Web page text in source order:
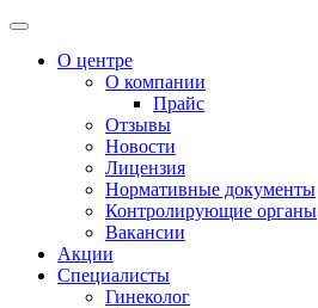
О центре
О компании
Прайс
Отзывы
Новости
Лицензия
Нормативные документы
Контролирующие органы
Вакансии
Акции
Специалисты
Гинеколог